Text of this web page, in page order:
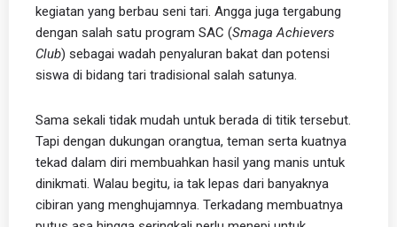
kegiatan yang berbau seni tari. Angga juga tergabung
dengan salah satu program SAC (Smaga Achievers
Club) sebagai wadah penyaluran bakat dan potensi
siswa di bidang tari tradisional salah satunya.
Sama sekali tidak mudah untuk berada di titik tersebut.
Tapi dengan dukungan orangtua, teman serta kuatnya
tekad dalam diri membuahkan hasil yang manis untuk
dinikmati. Walau begitu, ia tak lepas dari banyaknya
cibiran yang menghujamnya. Terkadang membuatnya